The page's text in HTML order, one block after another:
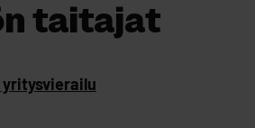
taitajat
yritysvierailu